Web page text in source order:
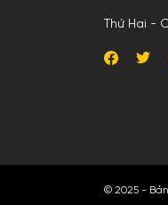
Thứ Hai -
© 2025 - Bản